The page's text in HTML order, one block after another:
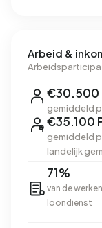
Arbeid &
€30.500
gemiddeld
€35.100
gemiddeld
landelijk
71%
van de
loondienst